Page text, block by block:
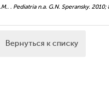
. Pediatria n.a. G.N. Speransky. 2010;
Вернуться к списку